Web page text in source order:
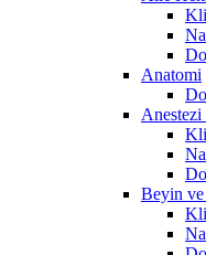
Anatomi
Anestezi
Beyin